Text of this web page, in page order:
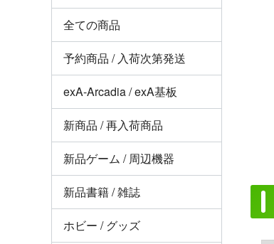
全ての商品
予約商品 / 入荷次第発送
exA-Arcadia / exA基板
新商品 / 再入荷商品
新品ゲーム / 周辺機器
新品書籍 / 雑誌
ホビー / グッズ